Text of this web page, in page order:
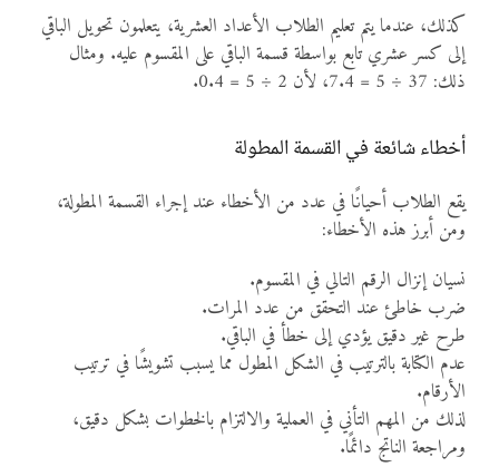
كذلك، عندما يتم تعليم الطلاب الأعداد العشرية، يتعلمون تحويل الباقي
إلى كسر عشري تابع بواسطة قسمة الباقي على المقسوم عليه. ومثال
ذلك: 37 ÷ 5 = 7.4، لأن 2 ÷ 5 = 0.4.
أخطاء شائعة في القسمة المطولة
يقع الطلاب أحيانًا في عدد من الأخطاء عند إجراء القسمة المطولة،
ومن أبرز هذه الأخطاء:
نسيان إنزال الرقم التالي في المقسوم.
ضرب خاطئ عند التحقق من عدد المرات.
طرح غير دقيق يؤدي إلى خطأ في الباقي.
عدم الكتابة بالترتيب في الشكل المطول مما يسبب تشويشًا في ترتيب
الأرقام.
لذلك من المهم التأني في العملية والالتزام بالخطوات بشكل دقيق،
ومراجعة الناتج دائمًا.